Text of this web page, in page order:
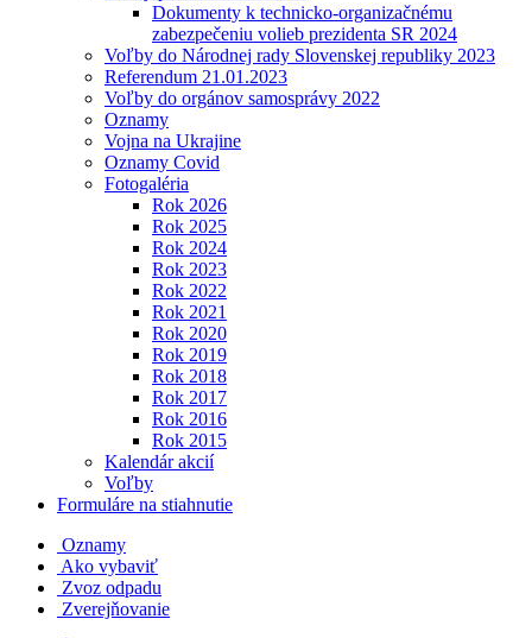
Dokumenty k technicko-organizačnému
zabezpečeniu volieb prezidenta SR 2024
Voľby do Národnej rady Slovenskej republiky 2023
Referendum 21.01.2023
Voľby do orgánov samosprávy 2022
Oznamy
Vojna na Ukrajine
Oznamy Covid
Fotogaléria
Rok 2026
Rok 2025
Rok 2024
Rok 2023
Rok 2022
Rok 2021
Rok 2020
Rok 2019
Rok 2018
Rok 2017
Rok 2016
Rok 2015
Kalendár akcií
Voľby
Formuláre na stiahnutie
Oznamy
Ako vybaviť
Zvoz odpadu
Zverejňovanie